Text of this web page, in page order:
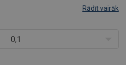
Rādīt vairāk
0,1